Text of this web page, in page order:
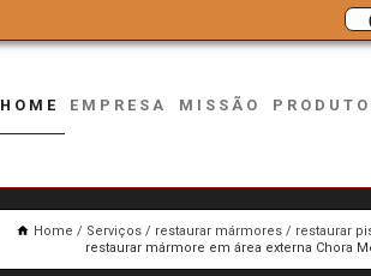
HOME EMPRESA MISSÃO
Home Serviços restaurar mármores
restaurar
restaurar mármore em área externa Chora